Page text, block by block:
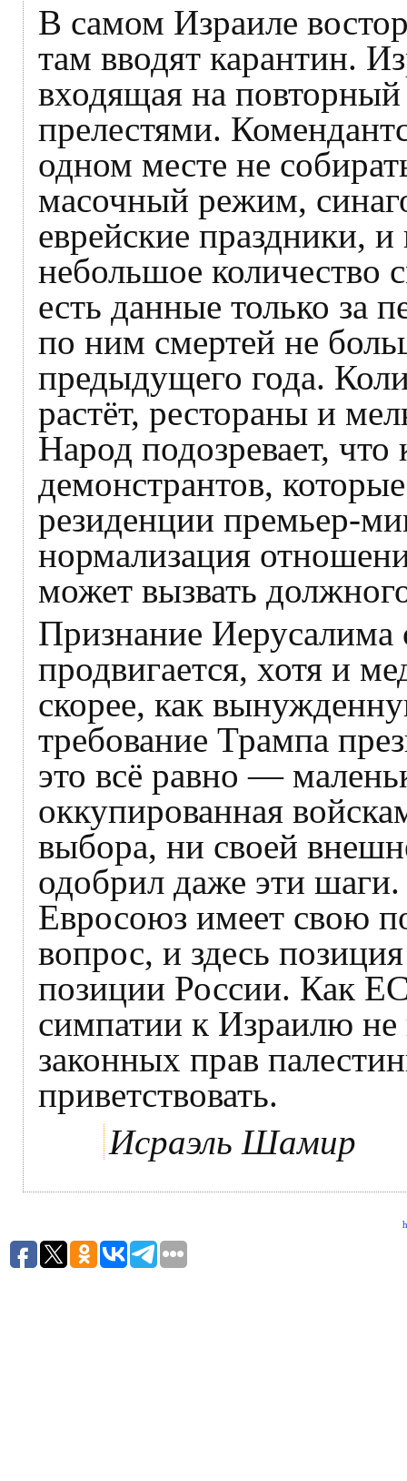
В самом Израиле
там вводят карантин.
входящая на
прелестями.
одном месте не
масочный режим,
еврейские праздники,
небольшое количество
есть данные только за
по ним смертей не
предыдущего года.
растёт, рестораны и
Народ подозревает, что
демонстрантов,
резиденции премьер-
нормализация
может вызвать
Признание Иерусалима
продвигается, хотя и
скорее, как
требование Трампа
это всё равно —
оккупированная
выбора, ни своей
одобрил даже эти
Евросоюз имеет свою
вопрос, и здесь
позиции России. Как
симпатии к Израилю не
законных прав
приветствовать.
Исраэль Шамир